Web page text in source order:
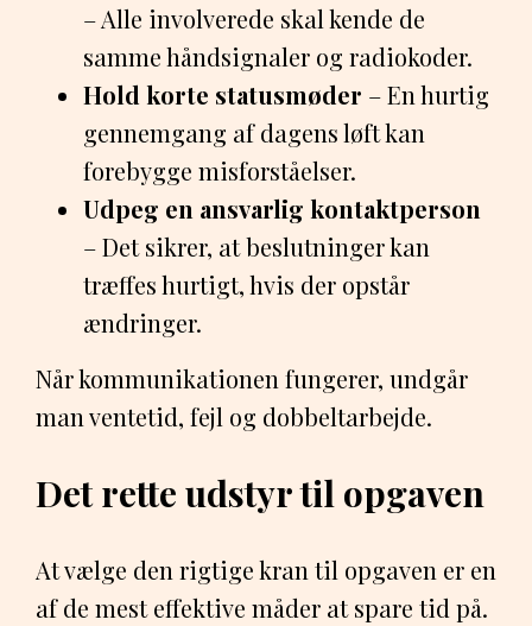
– Alle involverede skal kende de
samme håndsignaler og radiokoder.
Hold korte statusmøder – En hurtig
gennemgang af dagens løft kan
forebygge misforståelser.
Udpeg en ansvarlig kontaktperson
– Det sikrer, at beslutninger kan
træffes hurtigt, hvis der opstår
ændringer.
Når kommunikationen fungerer, undgår
man ventetid, fejl og dobbeltarbejde.
Det rette udstyr til opgaven
At vælge den rigtige kran til opgaven er en
af de mest effektive måder at spare tid på.